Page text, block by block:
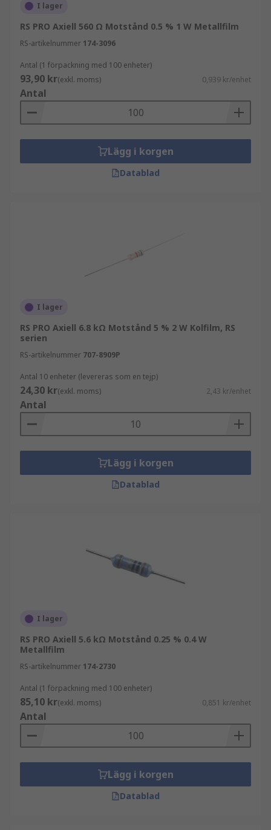
I lager
RS PRO Axiell 560 Ω Motstånd 0.5 % 1 W Metallfilm
RS-artikelnummer 174-3096
Antal (1 förpackning med 100 enheter)
93,90 kr(exkl. moms) 0,939 kr/enhet
Antal
Lägg i korgen
Datablad
I lager
RS PRO Axiell 6.8 kΩ Motstånd 5 % 2 W Kolfilm, RS
serien
RS-artikelnummer 707-8909P
Antal 10 enheter (levereras som en tejp)
24,30 kr(exkl. moms) 2,43 kr/enhet
Antal
Lägg i korgen
Datablad
I lager
RS PRO Axiell 5.6 kΩ Motstånd 0.25 % 0.4 W
Metallfilm
RS-artikelnummer 174-2730
Antal (1 förpackning med 100 enheter)
85,10 kr(exkl. moms) 0,851 kr/enhet
Antal
Lägg i korgen
Datablad